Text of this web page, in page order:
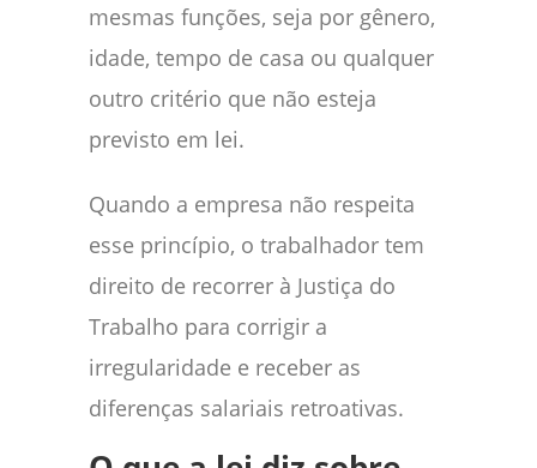
mesmas funções, seja por gênero,
idade, tempo de casa ou qualquer
outro critério que não esteja
previsto em lei.
Quando a empresa não respeita
esse princípio, o trabalhador tem
direito de recorrer à Justiça do
Trabalho para corrigir a
irregularidade e receber as
diferenças salariais retroativas.